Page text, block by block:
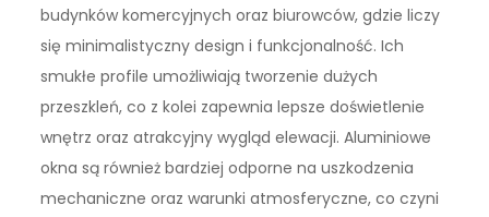
budynków komercyjnych oraz biurowców, gdzie liczy
się minimalistyczny design i funkcjonalność. Ich
smukłe profile umożliwiają tworzenie dużych
przeszkleń, co z kolei zapewnia lepsze doświetlenie
wnętrz oraz atrakcyjny wygląd elewacji. Aluminiowe
okna są również bardziej odporne na uszkodzenia
mechaniczne oraz warunki atmosferyczne, co czyni